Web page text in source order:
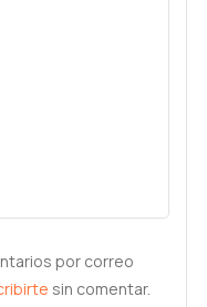
por correo
sin comentar.